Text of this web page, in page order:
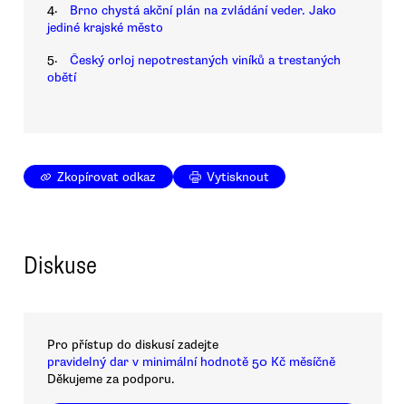
4.
Brno chystá akční plán na zvládání veder. Jako
jediné krajské město
5.
Český orloj nepotrestaných viníků a trestaných
obětí
Zkopírovat odkaz Vytisknout
Diskuse
Pro přístup do diskusí zadejte
pravidelný dar v minimální hodnotě 50 Kč měsíčně
Děkujeme za podporu.